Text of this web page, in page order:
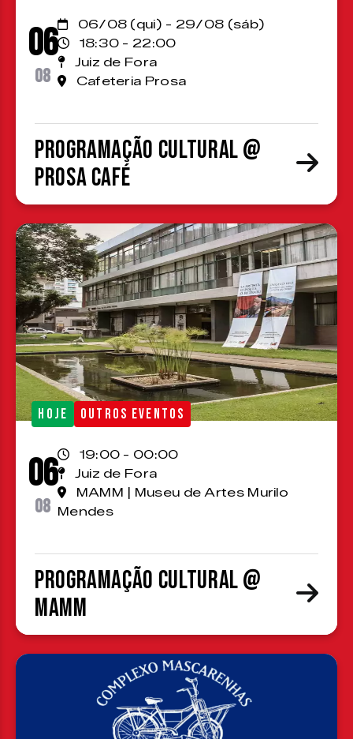
06
08
06/08 (qui) - 29/08 (sáb)
18:30 - 22:00
Juiz de Fora
Cafeteria Prosa
Programação cultural @
Prosa Café
HOJE OUTROS EVENTOS
06
08
19:00 - 00:00
Juiz de Fora
MAMM | Museu de Artes Murilo
Mendes
Programação cultural @
MAMM